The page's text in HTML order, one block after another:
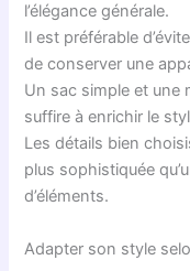
l’élégance générale.
Il est préférable
de conserver une
Un sac simple et une
suffire à enrichir le
Les détails bien
plus sophistiquée
d’éléments.
Adapter son style